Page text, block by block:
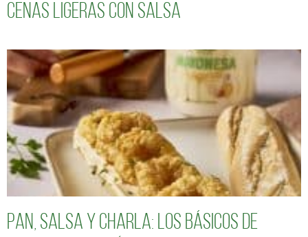
cenas ligeras con salsa
Pan, salsa y charla: los básicos de